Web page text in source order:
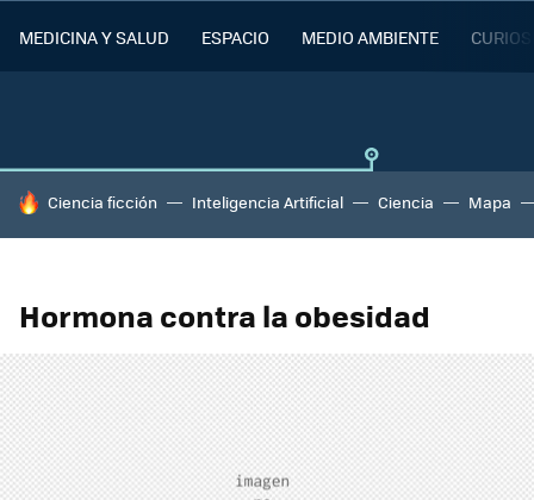
MEDICINA Y SALUD ESPACIO MEDIO AMBIENTE
HOY SE HABLA DE
Ciencia ficción Inteligencia Artificial Ciencia Mapa
Hormona contra la obesidad